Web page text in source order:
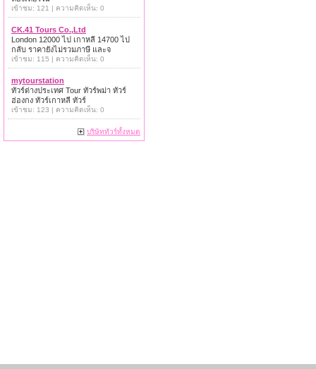
เข้าชม: 121 | ความคิดเห็น: 0
CK.41 Tours Co.,Ltd
London 12000 ไป เกาหลี 14700 ไป
กลับ ราคายังไม่รวมภาษี และจ
เข้าชม: 115 | ความคิดเห็น: 0
mytourstation
ทัวร์ต่างประเทศ Tour ทัวร์พม่า ทัวร์
ฮ่องกง ทัวร์เกาหลี ทัวร์
เข้าชม: 123 | ความคิดเห็น: 0
บริษัททัวร์ทั้งหมด